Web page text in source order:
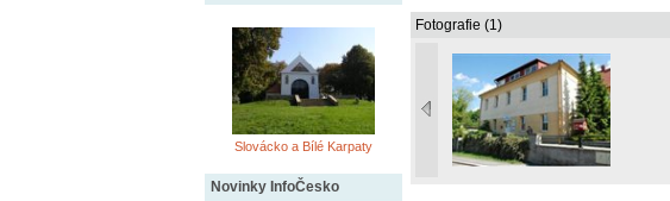
Slovácko a Bílé Karpaty
Novinky InfoČesko
Fotografie (1)